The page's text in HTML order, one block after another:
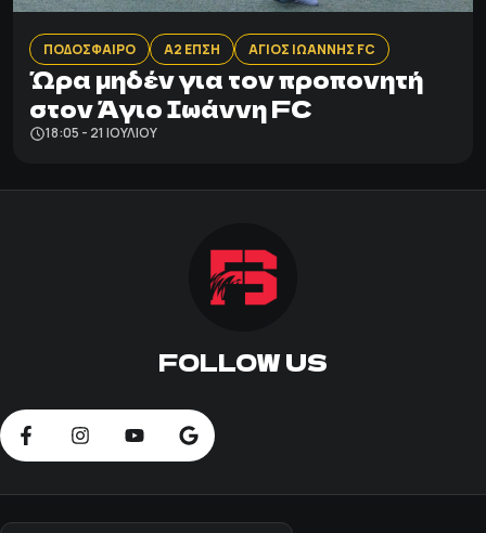
ΠΟΔΟΣΦΑΙΡΟ Α2 ΕΠΣΗ ΑΓΙΟΣ ΙΩΑΝΝΗΣ FC
Ώρα μηδέν για τον προπονητή
στον Άγιο Ιωάννη FC
18:05 - 21 ΙΟΥΛΊΟΥ
FOLLOW US